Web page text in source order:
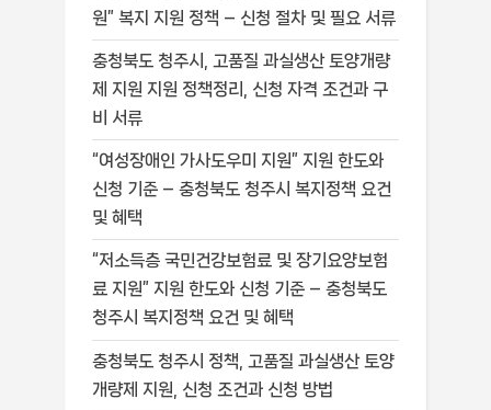
원” 복지 지원 정책 – 신청 절차 및 필요 서류
충청북도 청주시, 고품질 과실생산 토양개량
제 지원 지원 정책정리, 신청 자격 조건과 구
비 서류
“여성장애인 가사도우미 지원” 지원 한도와
신청 기준 – 충청북도 청주시 복지정책 요건
및 혜택
“저소득층 국민건강보험료 및 장기요양보험
료 지원” 지원 한도와 신청 기준 – 충청북도
청주시 복지정책 요건 및 혜택
충청북도 청주시 정책, 고품질 과실생산 토양
개량제 지원, 신청 조건과 신청 방법